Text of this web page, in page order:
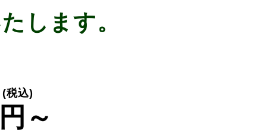
します。
～
(税込)